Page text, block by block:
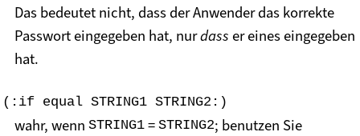
Das bedeutet nicht, dass der Anwender das korrekte
Passwort eingegeben hat, nurdass er eines eingegeben
hat.
(:if equal STRING1 STRING2:)
wahr, wenn STRING1 = STRING2; benutzen Sie